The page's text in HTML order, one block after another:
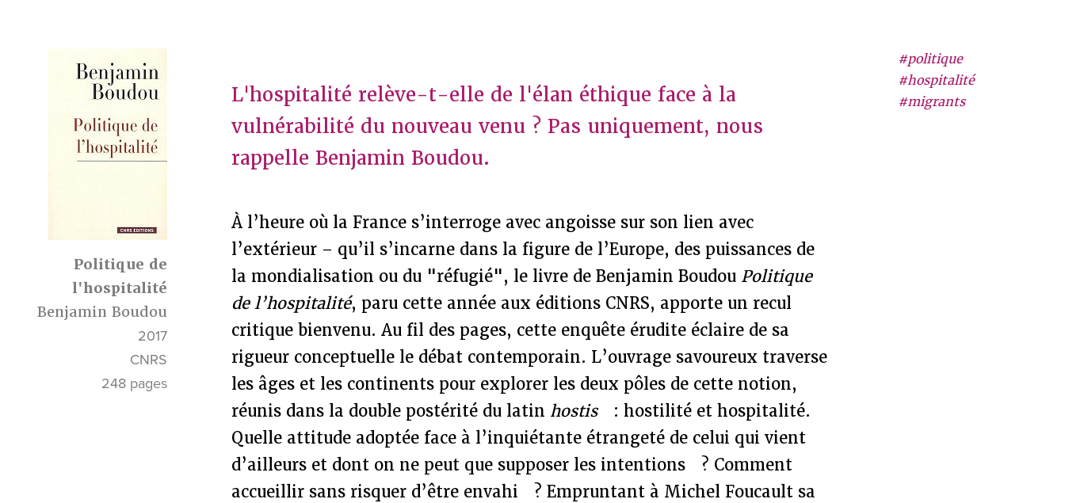
Politique de
l'hospitalité
Benjamin Boudou
2017
CNRS
248 pages
#politique
#hospitalité
#migrants
L'hospitalité relève-t-elle de l'élan éthique face à la
vulnérabilité du nouveau venu ? Pas uniquement, nous
rappelle Benjamin Boudou.
À l’heure où la France s’interroge avec angoisse sur son lien avec
l’extérieur – qu’il s’incarne dans la figure de l’Europe, des puissances de
la mondialisation ou du "réfugié", le livre de Benjamin Boudou Politique
de l’hospitalité, paru cette année aux éditions CNRS, apporte un recul
critique bienvenu. Au fil des pages, cette enquête érudite éclaire de sa
rigueur conceptuelle le débat contemporain. L’ouvrage savoureux traverse
les âges et les continents pour explorer les deux pôles de cette notion,
réunis dans la double postérité du latin hostis: hostilité et hospitalité.
Quelle attitude adoptée face à l’inquiétante étrangeté de celui qui vient
d’ailleurs et dont on ne peut que supposer les intentions ? Comment
accueillir sans risquer d’être envahi ? Empruntant à Michel Foucault sa